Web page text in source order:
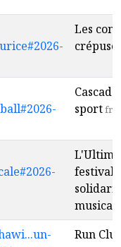
Les
sportfr
festival
Run